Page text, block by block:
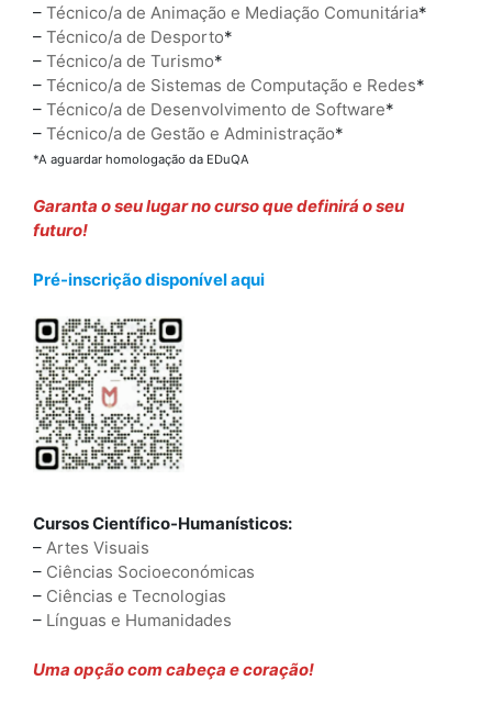
– Técnico/a de Animação e Mediação Comunitária*
– Técnico/a de Desporto*
– Técnico/a de Turismo*
– Técnico/a de Sistemas de Computação e Redes*
– Técnico/a de Desenvolvimento de Software*
– Técnico/a de Gestão e Administração*
*A aguardar homologação da EDuQA
Garanta o seu lugar no curso que definirá o seu
futuro!
Pré-inscrição disponível aqui
Cursos Científico-Humanísticos:
– Artes Visuais
– Ciências Socioeconómicas
– Ciências e Tecnologias
– Línguas e Humanidades
Uma opção com cabeça e coração!